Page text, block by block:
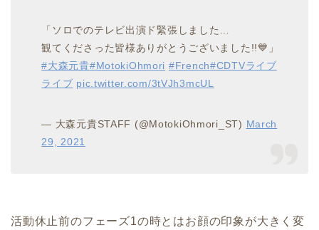
「ソロでのテレビ出演ド緊張しました…
観てくださった皆様ありがとうございました!!💙」
#大森元貴#MotokiOhmori #French#CDTVライブ
ライブ pic.twitter.com/3tVJh3mcUL
— 大森元貴STAFF (@MotokiOhmori_ST) March
29, 2021
活動休止前のフェーズ1の時とはお顔の印象が大きく変